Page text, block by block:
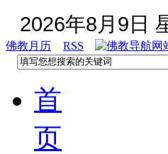
2026年8月9日
佛教月历 RSS
首
页